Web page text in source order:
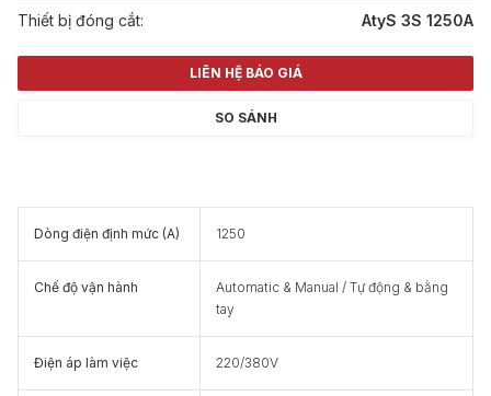
Thiết bị đóng cắt: AtyS 3S 1250A
LIÊN HỆ BÁO GIÁ
SO SÁNH
Dòng điện định mức (A) 1250
Chế độ vận hành
Automatic & Manual / Tự động & bằng
tay
Điện áp làm việc 220/380V